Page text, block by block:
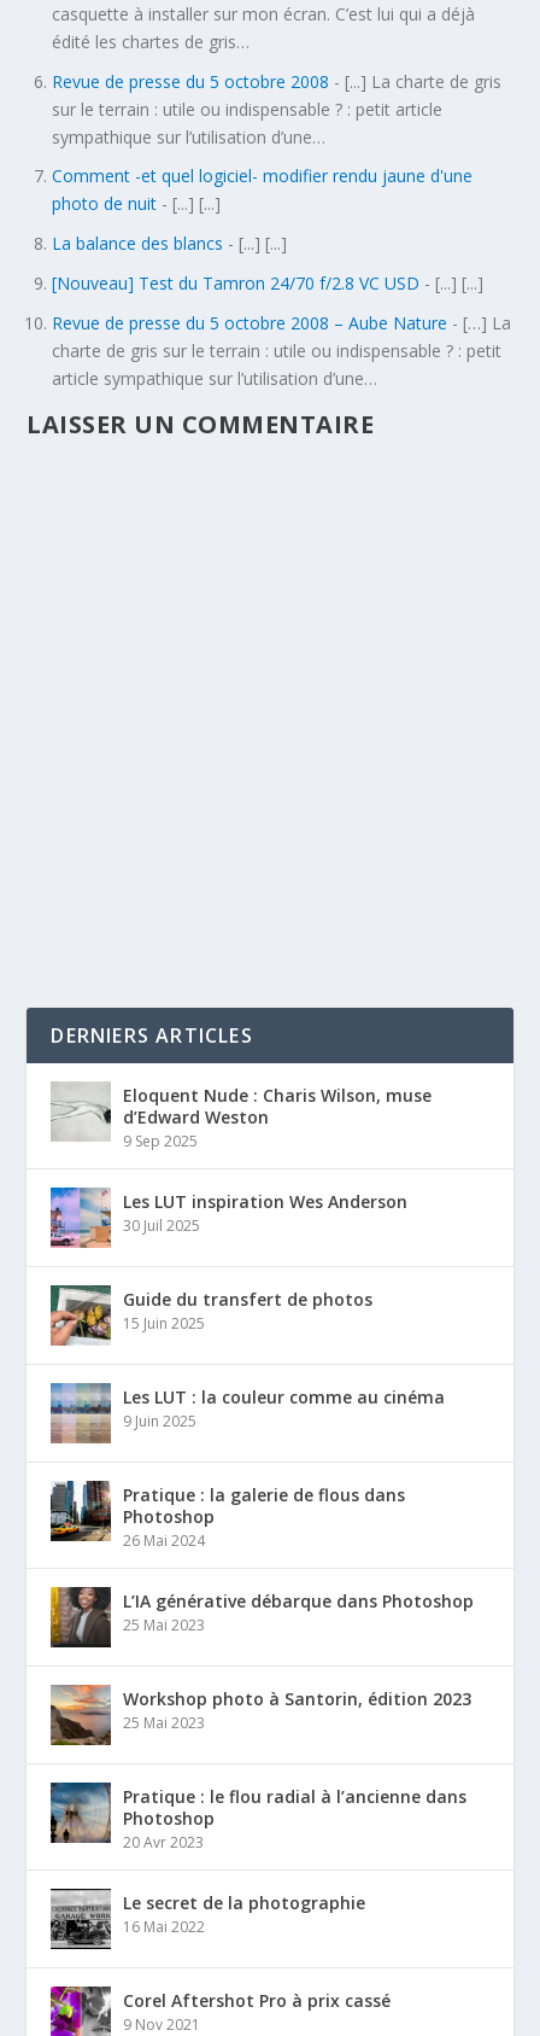
casquette à installer sur mon écran. C’est lui qui a déjà
édité les chartes de gris…
Revue de presse du 5 octobre 2008 - [...] La charte de gris
sur le terrain : utile ou indispensable ? : petit article
sympathique sur l’utilisation d’une…
Comment -et quel logiciel- modifier rendu jaune d'une
photo de nuit - [...] [...]
La balance des blancs - [...] [...]
[Nouveau] Test du Tamron 24/70 f/2.8 VC USD - [...] [...]
Revue de presse du 5 octobre 2008 – Aube Nature - […] La
charte de gris sur le terrain : utile ou indispensable ? : petit
article sympathique sur l’utilisation d’une…
LAISSER UN COMMENTAIRE
DERNIERS ARTICLES
Eloquent Nude : Charis Wilson, muse
d’Edward Weston
9 Sep 2025
Les LUT inspiration Wes Anderson
30 Juil 2025
Guide du transfert de photos
15 Juin 2025
Les LUT : la couleur comme au cinéma
9 Juin 2025
Pratique : la galerie de flous dans
Photoshop
26 Mai 2024
L’IA générative débarque dans Photoshop
25 Mai 2023
Workshop photo à Santorin, édition 2023
25 Mai 2023
Pratique : le flou radial à l’ancienne dans
Photoshop
20 Avr 2023
Le secret de la photographie
16 Mai 2022
Corel Aftershot Pro à prix cassé
9 Nov 2021